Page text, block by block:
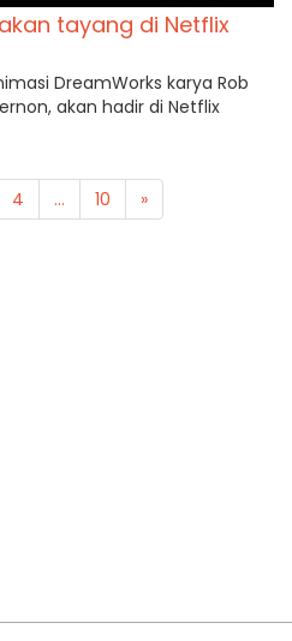
tayang di Netflix
DreamWorks karya Rob
akan hadir di Netflix
4 ... 10 »